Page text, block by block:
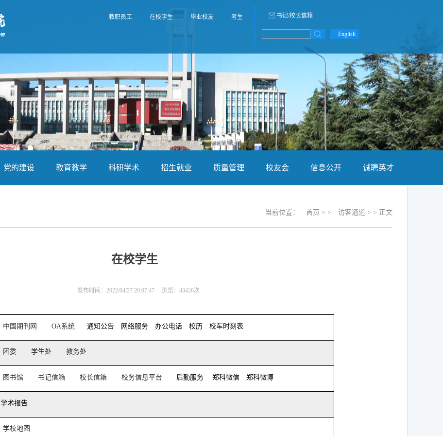
书记/校长信箱
English
教职员工 在校学生 毕业校友 考生
党的建设 教育教学 科研学术 招生就业 质量管理 校友会 信息公开 诚聘英才
当前位置： 首页 > > 访客通道 > > 正文
在校学生
发布时间：2022/04/27 20:07:47 浏览： 43426次
中国期刊网 OA系统 通知公告 网络服务 办公电话 校历 校车时刻表
团委 学生处 教务处
图书馆 书记信箱 校长信箱 校务信息平台 后勤服务 郑科微信 郑科微博
学术报告
学校地图